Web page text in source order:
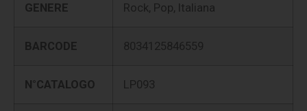
GENERE Rock, Pop, Italiana
BARCODE 8034125846559
N°CATALOGO LP093